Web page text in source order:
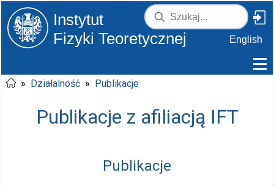
Instytut
Fizyki Teoretycznej
English
» Działalność » Publikacje
Publikacje z afiliacją IFT
Publikacje